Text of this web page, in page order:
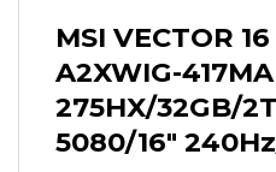
MSI VECTOR
A2XWIG-
275HX/32GB/
5080/16″